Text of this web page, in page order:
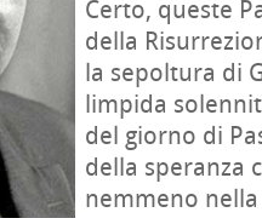
Certo, queste
della
la sepoltura di
limpida
del giorno di
della speranza
nemmeno